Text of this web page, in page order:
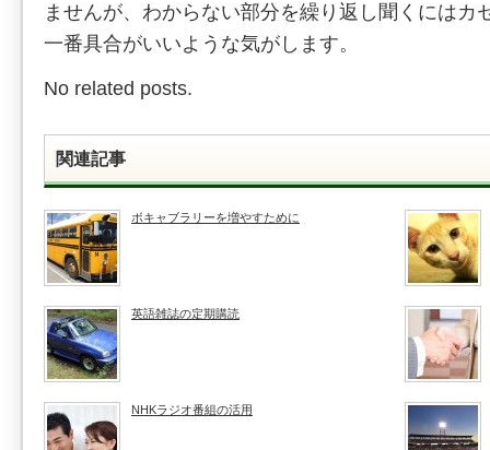
ませんが、わからない部分を繰り返し聞くにはカ
一番具合がいいような気がします。
No related posts.
関連記事
ボキャブラリーを増やすために
英語雑誌の定期購読
NHKラジオ番組の活用